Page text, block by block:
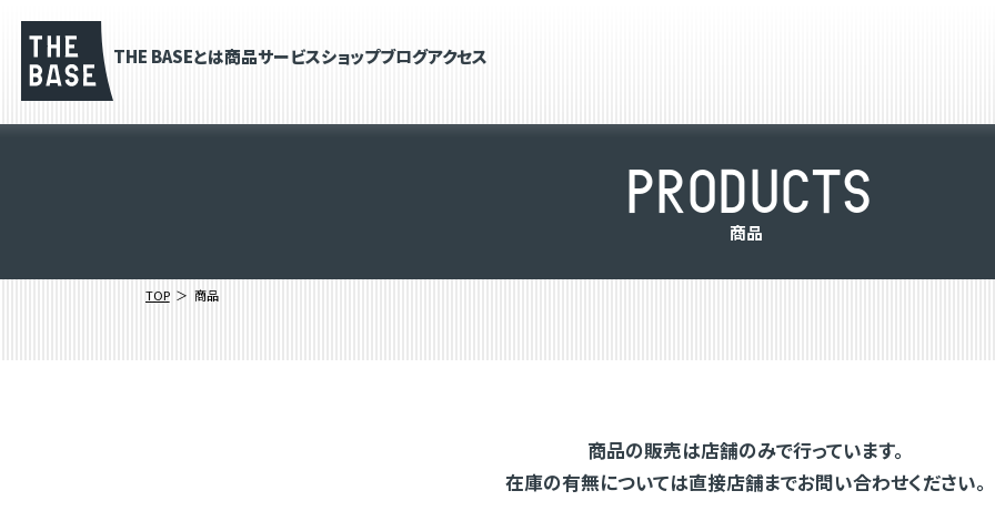
THE BASEとは商品サービスショップブログアクセス
PRODUCTS
商品
TOP 商品
商品の販売は店舗のみで行っています。
在庫の有無については直接店舗までお問い合わせください。